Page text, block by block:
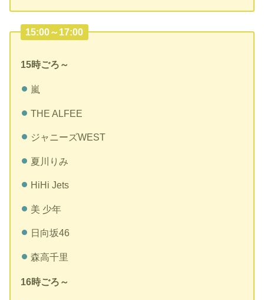
15:00～17:00
15時ごろ～
嵐
THE ALFEE
ジャニーズWEST
夏川りみ
HiHi Jets
美 少年
日向坂46
森高千里
16時ごろ～